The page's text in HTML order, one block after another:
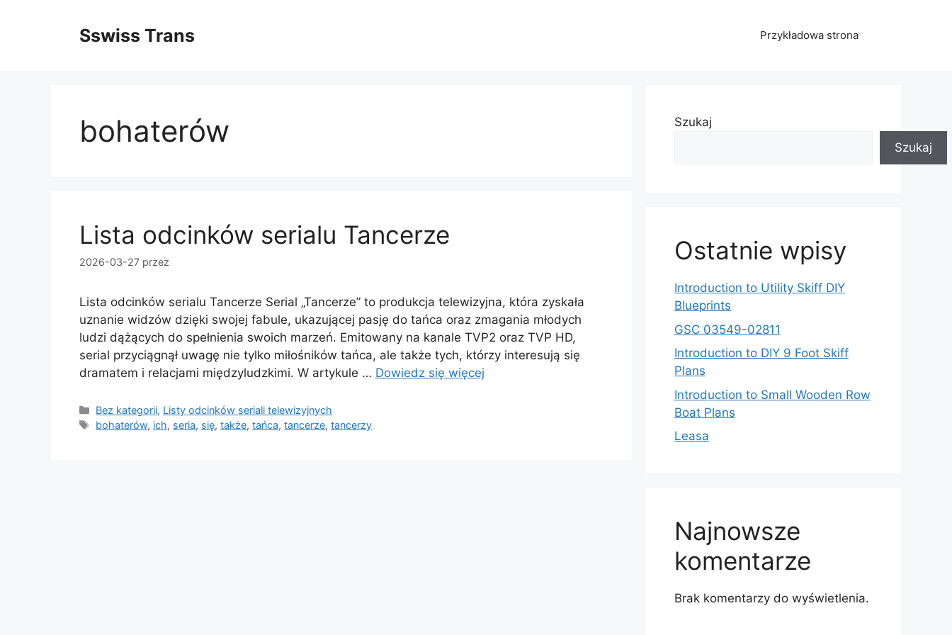
Sswiss Trans Przykładowa strona
bohaterów
Lista odcinków serialu Tancerze
2026-03-27 przez
Lista odcinków serialu Tancerze Serial „Tancerze” to produkcja telewizyjna, która zyskała
uznanie widzów dzięki swojej fabule, ukazującej pasję do tańca oraz zmagania młodych
ludzi dążących do spełnienia swoich marzeń. Emitowany na kanale TVP2 oraz TVP HD,
serial przyciągnął uwagę nie tylko miłośników tańca, ale także tych, którzy interesują się
dramatem i relacjami międzyludzkimi. W artykule … Dowiedz się więcej
Kategorie
Bez kategorii, Listy odcinków seriali telewizyjnych
Tagi
bohaterów, ich, seria, się,także,tańca,tancerze,tancerzy
Szukaj
Szukaj
Ostatnie wpisy
Introduction to Utility Skiff DIY
Blueprints
GSC 03549-02811
Introduction to DIY 9 Foot Skiff
Plans
Introduction to Small Wooden Row
Boat Plans
Leasa
Najnowsze
komentarze
Brak komentarzy do wyświetlenia.